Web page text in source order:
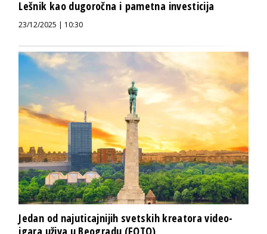
Lešnik kao dugoročna i pametna investicija
23/12/2025 | 10:30
Jedan od najuticajnijih svetskih kreatora video-
igara uživa u Beogradu (FOTO)